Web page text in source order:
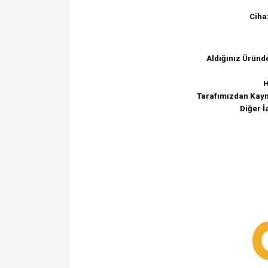
Aldığınız
Tarafımızdan
Diğer